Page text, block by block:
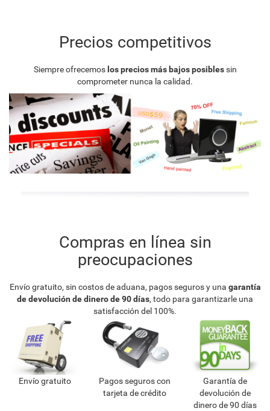
Precios competitivos
Siempre ofrecemos los precios más bajos posiblessin
comprometer nunca la calidad.
Compras en línea sin
preocupaciones
Envío gratuito, sin costos de aduana, pagos seguros y una garantía
de devolución de dinero de 90 días, todo para garantizarle una
satisfacción del 100%.
Envío gratuito
Pagos seguros con
tarjeta de crédito
Garantía de
devolución de
dinero de 90 días